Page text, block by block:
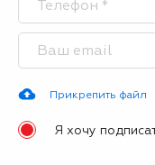
Прикрепить файл
Я хочу